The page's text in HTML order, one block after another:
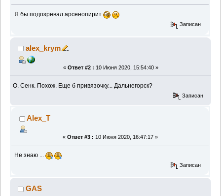
Я бы подозревал арсенопирит
Записан
alex_krym
« Ответ #2 : 10 Июня 2020, 15:54:40 »
О. Сенк. Похож. Еще б привязочку... Дальнегорск?
Записан
Alex_T
« Ответ #3 : 10 Июня 2020, 16:47:17 »
Не знаю ...
Записан
GAS